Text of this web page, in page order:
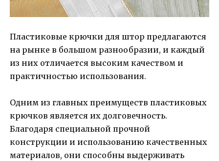
Пластиковые крючки для штор предлагаются
на рынке в большом разнообразии, и каждый
из них отличается высоким качеством и
практичностью использования.
Одним из главных преимуществ пластиковых
крючков является их долговечность.
Благодаря специальной прочной
конструкции и использованию качественных
материалов, они способны выдерживать